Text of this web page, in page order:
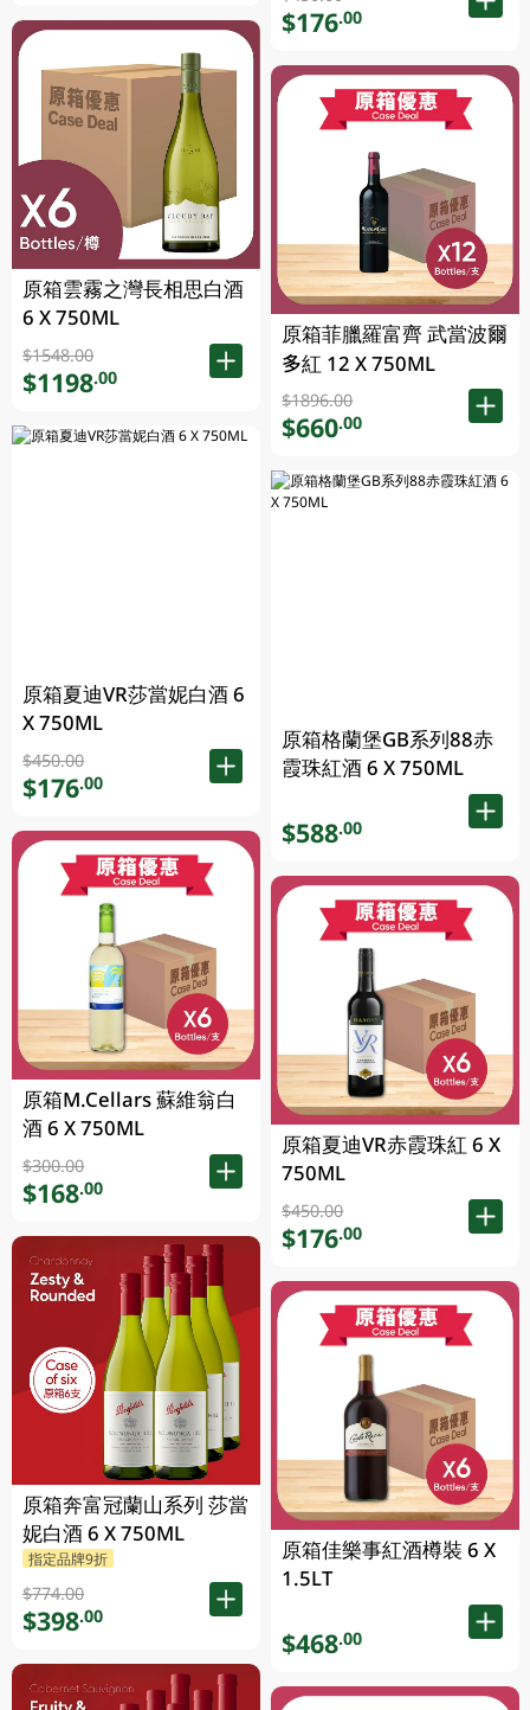
原箱雲霧之灣長相思白酒
6 X 750ML
$1548.00
$1198.00
原箱夏迪VR莎當妮白酒 6
X 750ML
$450.00
$176.00
原箱M.Cellars 蘇維翁白
酒 6 X 750ML
$300.00
$168.00
原箱奔富冠蘭山系列 莎當
妮白酒 6 X 750ML
指定品牌9折
$774.00
$398.00
$176.00
原箱菲臘羅富齊 武當波爾
多紅 12 X 750ML
$1896.00
$660.00
原箱格蘭堡GB系列88赤
霞珠紅酒 6 X 750ML
$588.00
原箱夏迪VR赤霞珠紅 6 X
750ML
$450.00
$176.00
原箱佳樂事紅酒樽裝 6 X
1.5LT
$468.00